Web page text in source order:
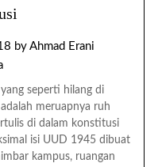
by Ahmad Erani
seperti hilang di
meruapnya ruh
di dalam konstitusi
isi UUD 1945 dibuat
kampus, ruangan